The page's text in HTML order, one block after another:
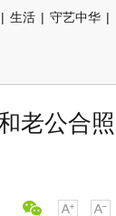
| 生活 | 守艺中华 |
老公合照